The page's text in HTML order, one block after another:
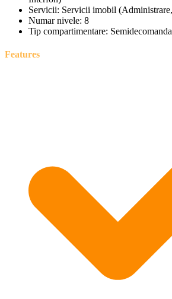
Servicii: Servicii imobil
Numar nivele: 8
Tip compartimentare:
Features